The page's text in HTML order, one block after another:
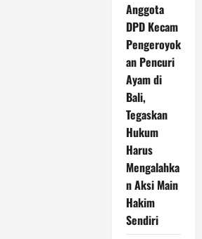
Anggota
DPD Kecam
Pengeroyok
an Pencuri
Ayam di
Bali,
Tegaskan
Hukum
Harus
Mengalahka
n Aksi Main
Hakim
Sendiri